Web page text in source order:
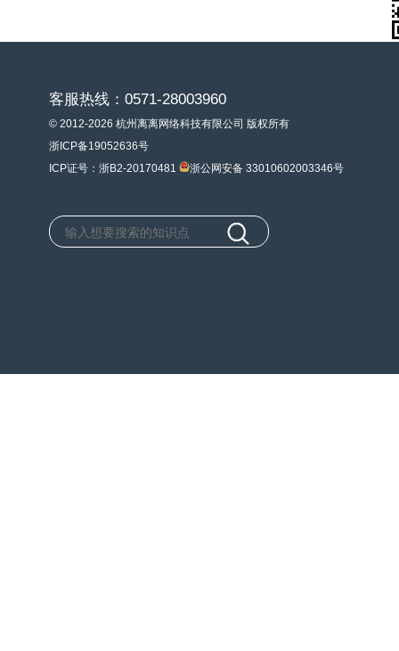
客服热线：0571-28003960
© 2012-2026 杭州离离网络科技有限公司 版权所有
浙ICP备19052636号
ICP证号：浙B2-20170481
浙公网安备 33010602003346号